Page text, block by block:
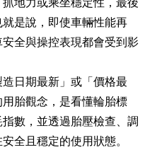
是說，即使車輛性能再
全與操控表現都會受到影
日期最新」或「價格最
胎觀念，是看懂輪胎標
數，並透過胎壓檢查、調
全且穩定的使用狀態。